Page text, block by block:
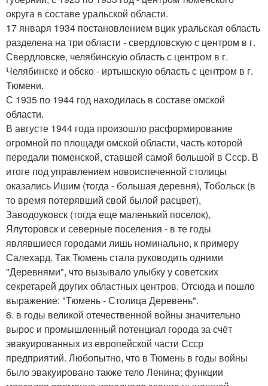
округа в составе уральской области.
17 января 1934 постановлением вцик уральская область
разделена на три области - свердловскую с центром в г.
Свердловске, челябинскую область с центром в г.
Челябинске и обско - иртышскую область с центром в г.
Тюмени.
С 1935 по 1944 год находилась в составе омской
области.
В августе 1944 года произошло расформирование
огромной по площади омской области, часть которой
передали тюменской, ставшей самой большой в Ссср. В
итоге под управлением новоиспеченной столицы
оказались Ишим (тогда - большая деревня), Тобольск (в
то время потерявший свой былой расцвет),
Заводоуковск (тогда еще маленький поселок),
Ялуторовск и северные поселения - в те годы
являвшиеся городами лишь номинально, к примеру
Салехард. Так Тюмень стала руководить одними
"Деревнями", что вызывало улыбку у советских
секретарей других областных центров. Отсюда и пошло
выражение: "Тюмень - Столица Деревень".
6. в годы великой отечественной войны значительно
вырос и промышленный потенциал города за счёт
эвакуированных из европейской части Ссср
предприятий. Любопытно, что в Тюмень в годы войны
было эвакуировано также тело Ленина; функции